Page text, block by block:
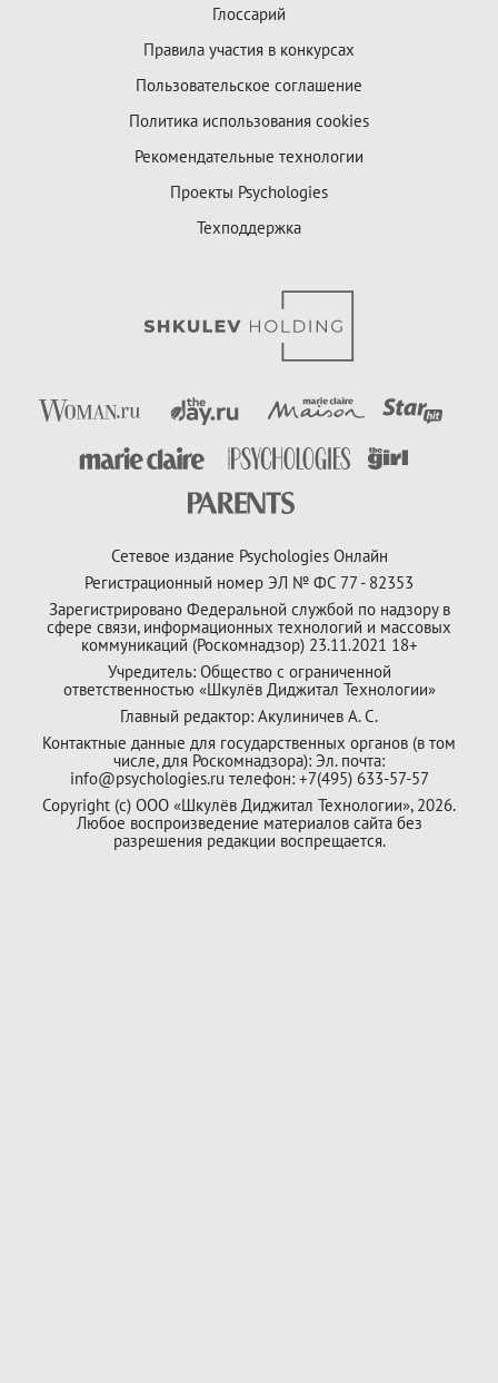
Глоссарий
Правила участия в конкурсах
Пользовательское соглашение
Политика использования cookies
Рекомендательные технологии
Проекты Psychologies
Техподдержка
Сетевое издание Psychologies Онлайн
Регистрационный номер ЭЛ № ФС 77 - 82353
Зарегистрировано Федеральной службой по надзору в
сфере связи, информационных технологий и массовых
коммуникаций (Роскомнадзор) 23.11.2021 18+
Учредитель: Общество с ограниченной
ответственностью «Шкулёв Диджитал Технологии»
Главный редактор: Акулиничев А. С.
Контактные данные для государственных органов (в том
числе, для Роскомнадзора): Эл. почта:
info@psychologies.ru телефон: +7(495) 633-57-57
Copyright (с) ООО «Шкулёв Диджитал Технологии», 2026.
Любое воспроизведение материалов сайта без
разрешения редакции воспрещается.